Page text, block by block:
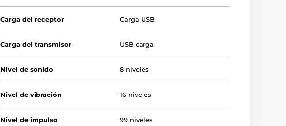
Carga del receptor Carga USB
Carga del transmisor USB carga
Nivel de sonido 8 niveles
Nivel de vibración 16 niveles
Nivel de impulso 99 niveles